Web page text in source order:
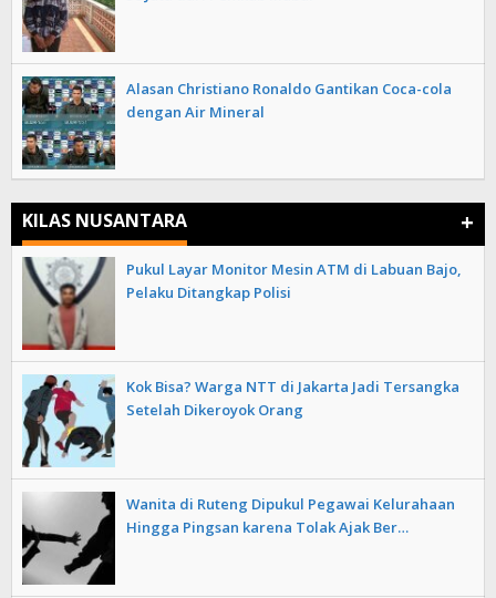
Alasan Christiano Ronaldo Gantikan Coca-cola
dengan Air Mineral
KILAS NUSANTARA +
Pukul Layar Monitor Mesin ATM di Labuan Bajo,
Pelaku Ditangkap Polisi
Kok Bisa? Warga NTT di Jakarta Jadi Tersangka
Setelah Dikeroyok Orang
Wanita di Ruteng Dipukul Pegawai Kelurahaan
Hingga Pingsan karena Tolak Ajak Ber…